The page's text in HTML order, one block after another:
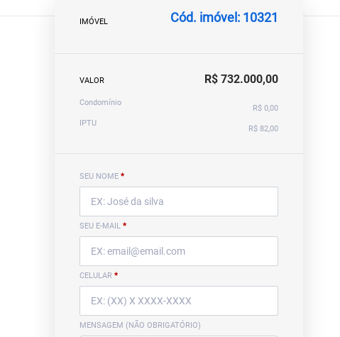
IMÓVEL Cód. imóvel: 10321
VALOR R$ 732.000,00
Condomínio
R$ 0,00
IPTU
R$ 82,00
SEU NOME *
SEU E-MAIL *
CELULAR *
MENSAGEM (NÃO OBRIGATÓRIO)